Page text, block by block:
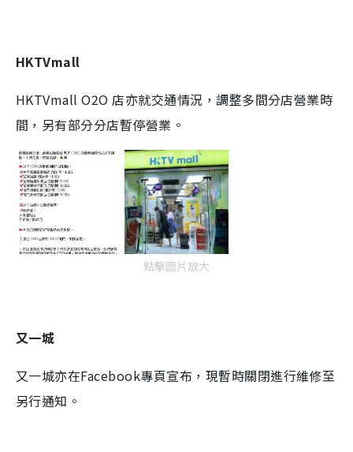
HKTVmall
HKTVmall O2O店亦就交通情況，調整多間分店營業時
間 ，另有部分分店暫停營業。
點擊圖片放大
又一城
又一城亦在Facebook專頁宣布， 現暫時關閉進行維修至
另行通知 。